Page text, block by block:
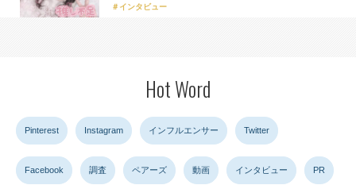
インタビュー
Hot Word
Pinterest Instagram インフルエンサー Twitter
Facebook 調査 ペアーズ 動画 インタビュー PR